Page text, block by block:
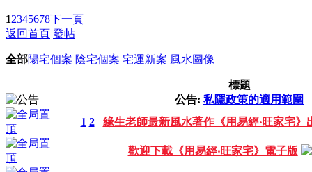
12345678下一頁
返回首頁 發帖
全部陽宅個案 陰宅個案 宅運新案 風水圖像
標題
公告: 私隱政策的適用範圍
1 2 緣生老師最新風水著作《用易經‧旺家宅》
歡迎下載《用易經‧旺家宅》電子版